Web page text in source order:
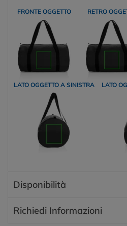
FRONTE OGGETTO RETRO
LATO OGGETTO A SINISTRA LATO
Disponibilità
Richiedi Informazioni